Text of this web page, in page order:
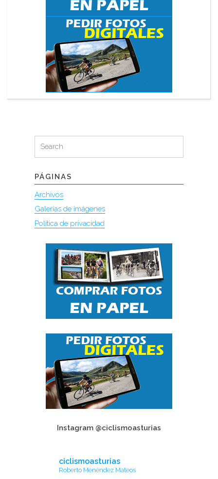
for:
Search
PÁGINAS
Archivos
Galerías de imágenes
Política de privacidad
Instagram @ciclismoasturias
ciclismoasturias
Roberto Menéndez Mateos